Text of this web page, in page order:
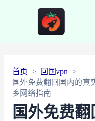
首页
回国vpn
国外免费翻回国内的真
乡网络指南
国外免费